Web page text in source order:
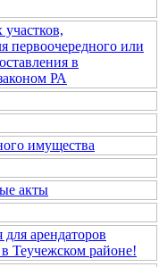
первоочередного или
в
РА
имущества
акты
арендаторов
Теучежском районе!